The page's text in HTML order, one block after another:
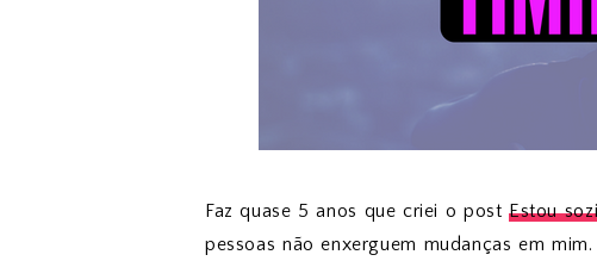
Faz quase 5 anos que criei o postEstou
pessoas não enxerguem mudanças em